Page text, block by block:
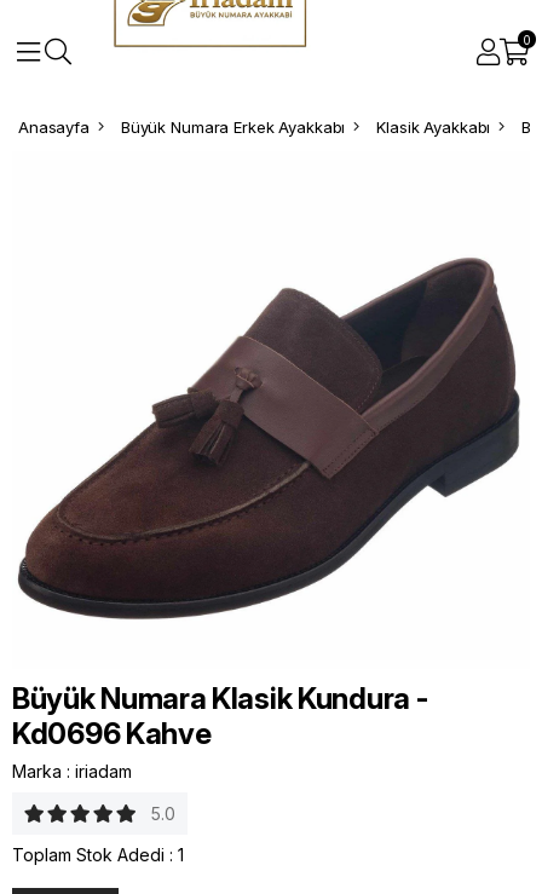
0
Anasayfa Büyük Numara Erkek Ayakkabı Klasik Ayakkabı
Büyük Numara Klasik Kundura -
Kd0696 Kahve
Marka : iriadam
5.0
Toplam Stok Adedi : 1